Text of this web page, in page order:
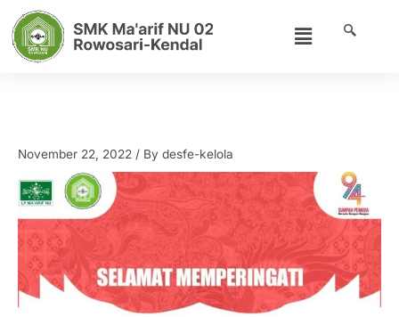
content
Menu
November 22, 2022 / By desfe-kelola